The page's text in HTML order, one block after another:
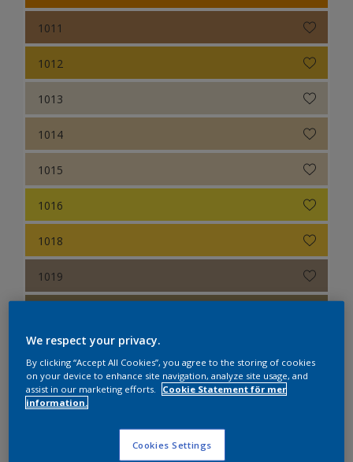
1011
1012
1013
1014
1015
1016
1018
1019
1021
1023
We respect your privacy.
By clicking “Accept All Cookies”, you agree to the storing of cookies
on your device to enhance site navigation, analyze site usage, and
assist in our marketing efforts.
Cookie Statement för mer
information.
Cookies Settings